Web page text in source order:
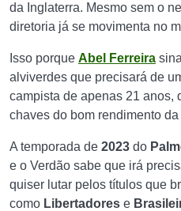
da Inglaterra. Mesmo sem o
diretoria já se movimenta no
Isso porque Abel Ferreira
alviverdes que precisará de
campista de apenas 21 anos,
chaves do bom rendimento
A temporada de 2023 do
e o Verdão sabe que irá
quiser lutar pelos títulos que
como Libertadores e